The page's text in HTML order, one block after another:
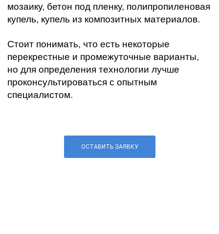
мозаику, бетон под пленку, полипропиленовая
купель, купель из композитных материалов.
Стоит понимать, что есть некоторые
перекрестные и промежуточные варианты,
но для определения технологии лучше
проконсультироваться с опытным
специалистом.
ОСТАВИТЬ ЗАЯВКУ